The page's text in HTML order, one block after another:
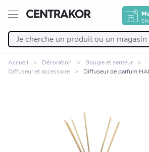
Linge de maison
Accueil Décoration
Bougie et senteur
Diffuseur et accessoire
Diffuseur de parfum